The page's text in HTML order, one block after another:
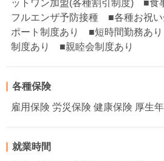
ットワン加盟(各種割引制度) ■
フルエンザ予防接種 ■各種お
ポート制度あり ■短時間勤務あ
制度あり ■親睦会制度あり
各種保険
雇用保険 労災保険 健康保険 厚生
就業時間